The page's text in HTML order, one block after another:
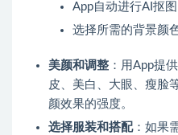
App自动进行AI抠
选择所需的背景颜
美颜和调整 ：用App提
皮、美白、大眼、瘦脸
颜效果的强度。
选择服装和搭配：如果